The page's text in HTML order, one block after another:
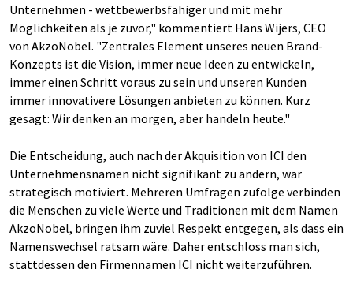
Unternehmen - wettbewerbsfähiger und mit mehr
Möglichkeiten als je zuvor," kommentiert Hans Wijers, CEO
von AkzoNobel. "Zentrales Element unseres neuen Brand-
Konzepts ist die Vision, immer neue Ideen zu entwickeln,
immer einen Schritt voraus zu sein und unseren Kunden
immer innovativere Lösungen anbieten zu können. Kurz
gesagt: Wir denken an morgen, aber handeln heute."
Die Entscheidung, auch nach der Akquisition von ICI den
Unternehmensnamen nicht signifikant zu ändern, war
strategisch motiviert. Mehreren Umfragen zufolge verbinden
die Menschen zu viele Werte und Traditionen mit dem Namen
AkzoNobel, bringen ihm zuviel Respekt entgegen, als dass ein
Namenswechsel ratsam wäre. Daher entschloss man sich,
stattdessen den Firmennamen ICI nicht weiterzuführen.